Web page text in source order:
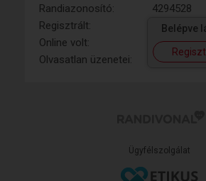
Randiazonosító:
4294528
Regisztrált:
Online volt:
Olvasatlan üzenetei:
Belépve
Ügyfélszolgálat